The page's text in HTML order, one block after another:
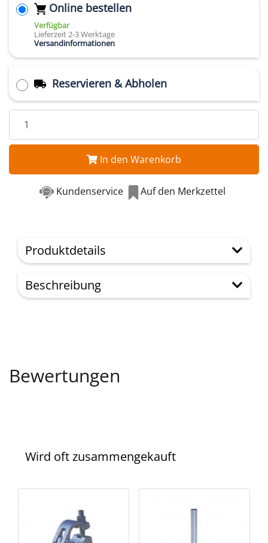
Online bestellen
Verfügbar
Lieferzeit 2-3 Werktage
Versandinformationen
Reservieren & Abholen
In den Warenkorb
Kundenservice Auf den Merkzettel
Produktdetails
Beschreibung
Bewertungen
Wird oft zusammengekauft